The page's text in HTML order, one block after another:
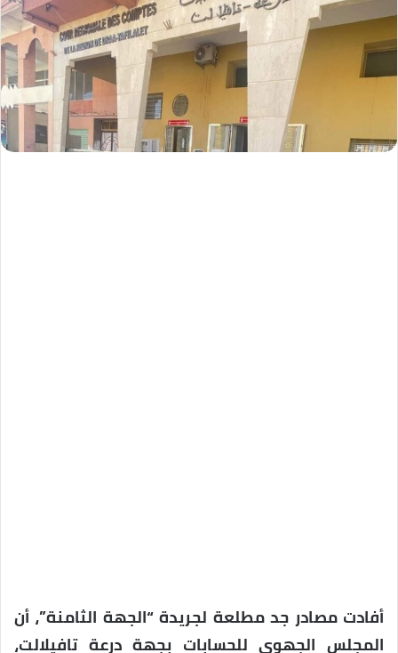
أفادت مصادر جد مطلعة لجريدة “الجهة الثامنة”، أن
المجلس الجهوي للحسابات بجهة درعة تافيلالت،